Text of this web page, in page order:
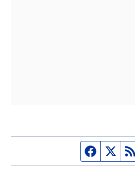
Página de